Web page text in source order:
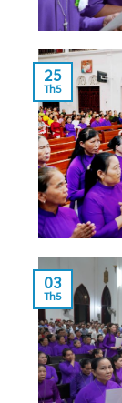
25
Th5
03
Th5